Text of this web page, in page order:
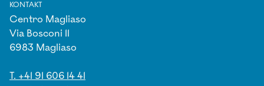
KONTAKT
Centro Magliaso
Via Bosconi 11
6983 Magliaso
T. +41 91 606 14 41